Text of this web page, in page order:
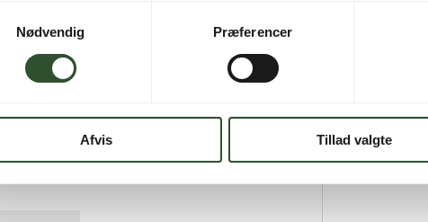
Nødvendig
Præferencer
Afvis Tillad valgte
publiceret.